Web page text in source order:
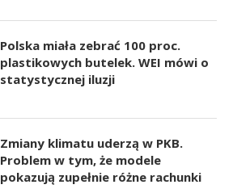
Polska miała zebrać 100 proc.
plastikowych butelek. WEI mówi o
statystycznej iluzji
Zmiany klimatu uderzą w PKB.
Problem w tym, że modele
pokazują zupełnie różne rachunki